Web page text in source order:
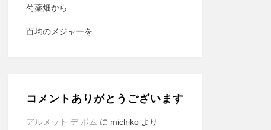
芍薬畑から
百均のメジャーを
コメントありがとうございます
アルメット デ ポム に michikoより